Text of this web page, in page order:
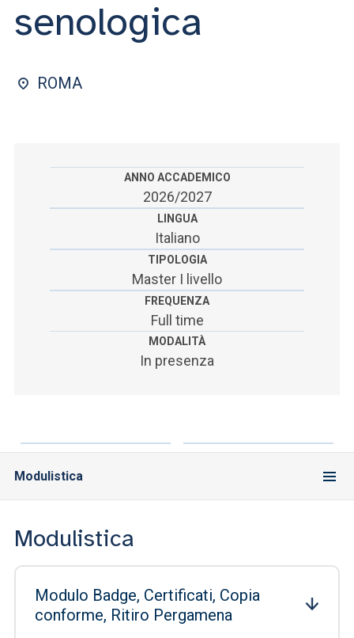
SEI UN DOCENTE O UN MEMBRO DELLO STAFF
ACCEDI A CLOUDMAIL
senologica
ROMA
ANNO ACCADEMICO
2026/2027
LINGUA
Italiano
TIPOLOGIA
Master I livello
FREQUENZA
Full time
MODALITÀ
In presenza
Modulistica
Modulistica
Modulo Badge, Certificati, Copia
conforme, Ritiro Pergamena